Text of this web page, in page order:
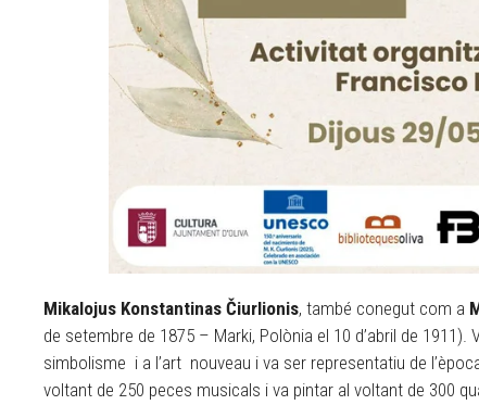
Mikalojus Konstantinas Čiurlionis, també conegut com a
de setembre de 1875 – Marki, Polònia el 10 d’abril de
simbolisme i a l’art nouveau i va ser representatiu de
voltant de 250 peces musicals i va pintar al voltant de 300